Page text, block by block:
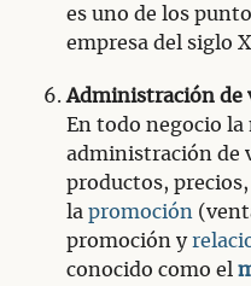
es uno de los
empresa del siglo
Administración de
En todo negocio
administración de
productos, precios,
la promoción
promoción y
conocido como el